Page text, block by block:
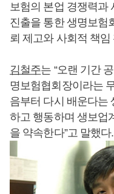
보험의 본업 경쟁력
진출을 통한 생명보험
뢰 제고와 사회적 책
김철주는 “오랜 기간
명보험협회장이라는
음부터 다시 배운다는
하고 행동하며 생보업
을 약속한다”고 말했다.